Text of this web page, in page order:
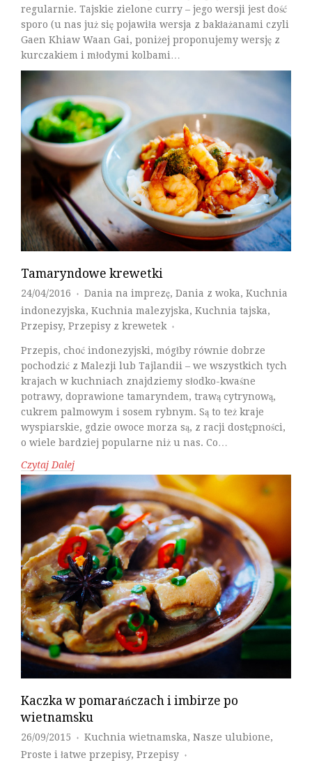
regularnie. Tajskie zielone curry – jego wersji jest dość
sporo (u nas już się pojawiła wersja z bakłażanami czyli
Gaen Khiaw Waan Gai, poniżej proponujemy wersję z
kurczakiem i młodymi kolbami…
Tamaryndowe krewetki
24/04/2016 ♦ Dania na imprezę, Dania z woka, Kuchnia
indonezyjska, Kuchnia malezyjska, Kuchnia tajska,
Przepisy, Przepisy z krewetek ♦
Przepis, choć indonezyjski, mógłby równie dobrze
pochodzić z Malezji lub Tajlandii – we wszystkich tych
krajach w kuchniach znajdziemy słodko-kwaśne
potrawy, doprawione tamaryndem, trawą cytrynową,
cukrem palmowym i sosem rybnym. Są to też kraje
wyspiarskie, gdzie owoce morza są, z racji dostępności,
o wiele bardziej popularne niż u nas. Co…
Czytaj Dalej
Kaczka w pomarańczach i imbirze po
wietnamsku
26/09/2015 ♦ Kuchnia wietnamska, Nasze ulubione,
Proste i łatwe przepisy, Przepisy ♦